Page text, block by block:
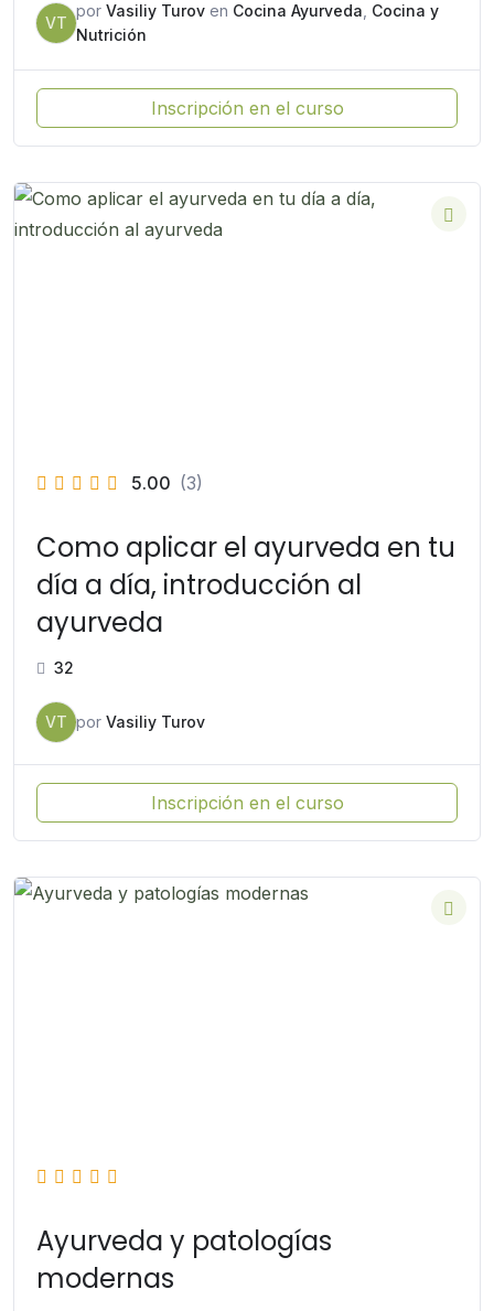
VT
por Vasiliy Turov en Cocina Ayurveda Cocina y
Nutrición
Inscripción en el curso
5.00 (3)
Como aplicar el ayurveda en tu
día a día, introducción al
ayurveda
32
VT por Vasiliy Turov
Inscripción en el curso
Ayurveda y patologías
modernas